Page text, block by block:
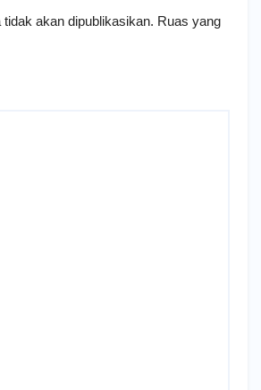
akan dipublikasikan. Ruas yang